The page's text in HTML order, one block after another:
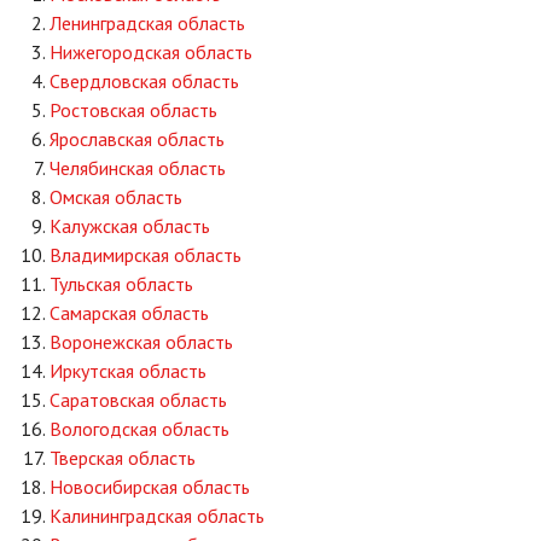
Ленинградская область
Нижегородская область
Свердловская область
Ростовская область
Ярославская область
Челябинская область
Омская область
Калужская область
Владимирская область
Тульская область
Самарская область
Воронежская область
Иркутская область
Саратовская область
Вологодская область
Тверская область
Новосибирская область
Калининградская область